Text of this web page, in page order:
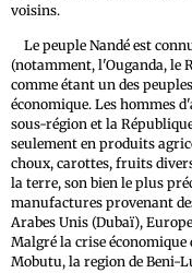
voisins.
Le peuple Nandé est
(notamment, l'Ouganda, le
comme étant un des
économique. Les hommes
sous-région et la
seulement en produits
choux, carottes, fruits
la terre, son bien le plus
manufactures provenant
Arabes Unis (Dubaï),
Malgré la crise
Mobutu, la region de Beni-